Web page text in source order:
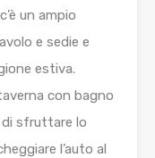
un ampio
e sedie e
estiva.
con bagno
di sfruttare lo
l’auto al